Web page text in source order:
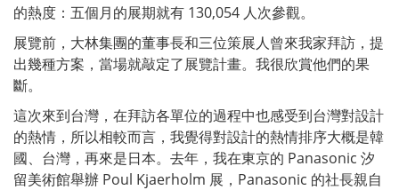
的熱度：五個月的展期就有 130,054 人次參觀。
展覽前，大林集團的董事長和三位策展人曾來我家拜訪，提
出幾種方案，當場就敲定了展覽計畫。我很欣賞他們的果
斷。
這次來到台灣，在拜訪各單位的過程中也感受到台灣對設計
的熱情，所以相較而言，我覺得對設計的熱情排序大概是韓
國、台灣，再來是日本。去年，我在東京的 Panasonic 汐
留美術館舉辦 Poul Kjaerholm 展，Panasonic 的社長親自